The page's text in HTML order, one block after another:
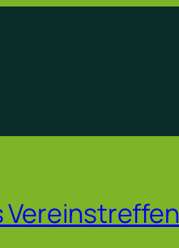
Vereinstreffen